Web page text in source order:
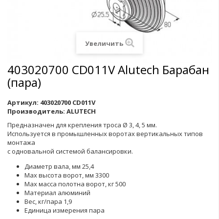
Увеличить
403020700 CD011V Alutech Барабан
(пара)
Артикул: 403020700 CD011V
Производитель: ALUTECH
Предназначен для крепления троса Ø 3, 4, 5 мм.
Используется в промышленных воротах вертикальных типов
монтажа
с одновальной системой балансировки.
Диаметр вала, мм 25,4
Max высота ворот, мм 3300
Max масса полотна ворот, кг 500
Материал алюминий
Вес, кг/пара 1,9
Единица измерения пара